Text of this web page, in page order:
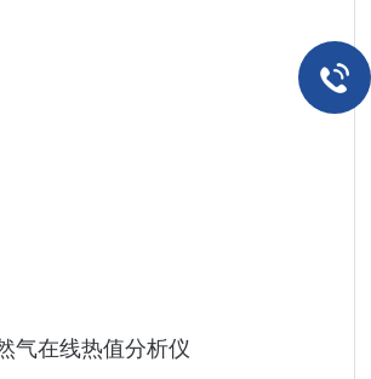
气在线热值分析仪